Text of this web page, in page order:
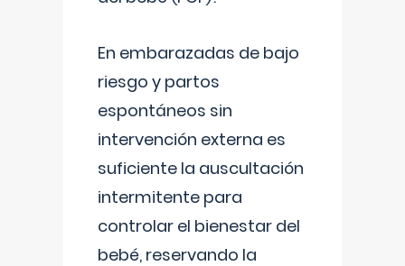
En embarazadas de bajo
riesgo y partos
espontáneos sin
intervención externa es
suficiente la auscultación
intermitente para
controlar el bienestar del
bebé, reservando la